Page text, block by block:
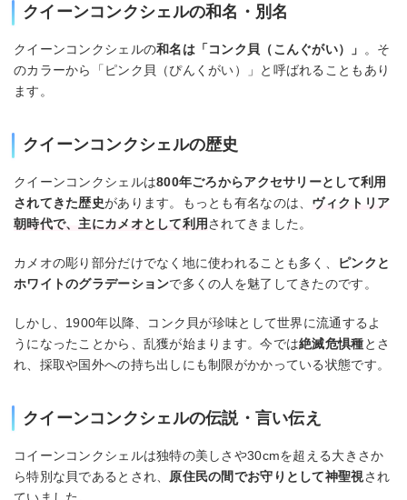
クイーンコンクシェルの和名・別名
クイーンコンクシェルの和名は「コンク貝（こんぐがい）」 。そ
のカラーから「ピンク貝（ぴんくがい）」と呼ばれることもあり
ます。
クイーンコンクシェルの歴史
クイーンコンクシェルは800年ごろからアクセサリーとして利用
されてきた歴史があります。もっとも有名なのは、 ヴィクトリア
朝時代で、主にカメオとして利用されてきました。
カメオの彫り部分だけでなく地に使われることも多く、
ピンクと
ホワイトのグラデーションで多くの人を魅了してきたのです。
しかし、1900年以降、コンク貝が珍味として世界に流通するよ
うになったことから、乱獲が始まります。今では絶滅危惧種とさ
れ、採取や国外への持ち出しにも制限がかかっている状態です。
クイーンコンクシェルの伝説・言い伝え
コイーンコンクシェルは独特の美しさや30cmを超える大きさか
ら特別な貝であるとされ、 原住民の間でお守りとして神聖視され
ていました。